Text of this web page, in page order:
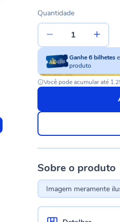
Quantidade
Ganhe6 bilhetes e
produto
Você pode acumular até
Sobre o produto
Imagem meramente